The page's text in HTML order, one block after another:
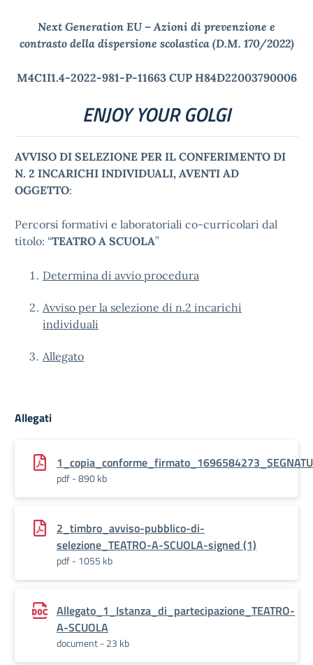
Next Generation EU – Azioni di prevenzione e
contrasto della dispersione scolastica (D.M. 170/2022)
M4C1I1.4-2022-981-P-11663 CUP H84D22003790006
ENJOY YOUR GOLGI
AVVISO DI SELEZIONE PER IL CONFERIMENTO DI
N. 2 INCARICHI INDIVIDUALI, AVENTI AD
OGGETTO:
Percorsi formativi e laboratoriali co-curricolari dal
titolo: “TEATRO A SCUOLA”
Determina di avvio procedura
Avviso per la selezione di n.2 incarichi
individuali
Allegato
Allegati
pdf - 890 kb
2_timbro_avviso-pubblico-di-
selezione_TEATRO-A-SCUOLA-signed (1)
pdf - 1055 kb
Allegato_1_Istanza_di_partecipazione_TEATRO-
A-SCUOLA
document - 23 kb